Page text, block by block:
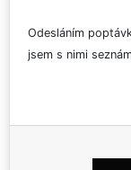
Odesláním
jsem s nimi